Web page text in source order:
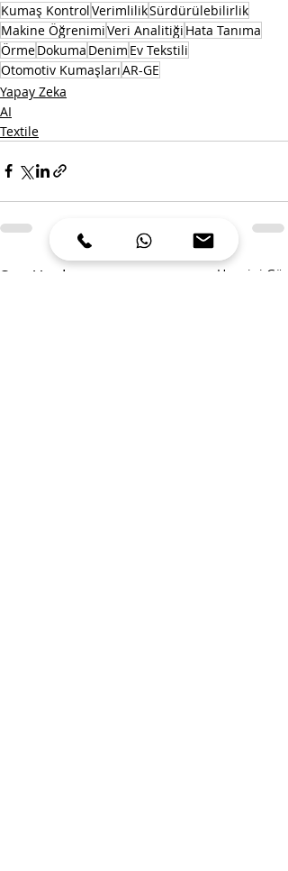
Kumaş KontrolVerimlilikSürdürülebilirlik
Makine ÖğrenimiVeri Analitiği Hata Tanıma
ÖrmeDokuma Denim Ev Tekstili
Otomotiv KumaşlarıAR-GE
Yapay Zeka
AI
Textile
Son Yazılar Hepsini Gör